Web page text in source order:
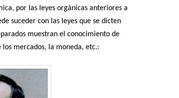
por las leyes orgánicas anteriores a
suceder con las leyes que se dicten
muestran el conocimiento de
mercados, la moneda, etc.: